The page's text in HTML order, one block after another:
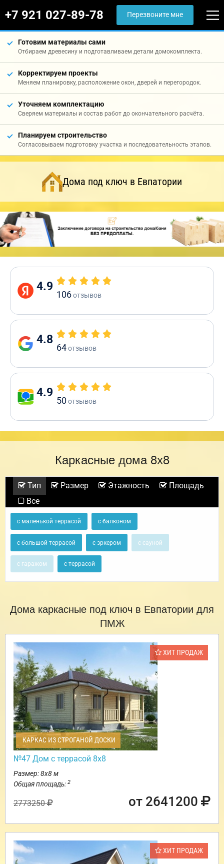
+7 921 027-89-78 Перезвоните мне
Готовим материалы сами
Отбираем древесину и подготавливаем детали домокомплекта.
Корректируем проекты
Меняем планировку, расположение окон, дверей и перегородок.
Уточняем комплектацию
Сверяем материалы и состав работ до окончательного расчёта.
Планируем строительство
Согласовываем подготовку участка и последовательность этапов.
Дома под ключ в Евпатории
4.9
106отзывов
4.8
64отзывов
4.9
50отзывов
Каркасные дома 8х8
Тип Размер Этажность
Площадь
Все
с маленькой террасой с балконом
с большой террасой с эркером с сауной
с гаражом с террасой
Дома каркасные под ключ в Евпатории для
ПМЖ
ХИТ ПРОДАЖ
КАРКАС ИЗ СТРОГАНОЙ ДОСКИ
№47 Дом с террасой 8х8
Размер: 8х8 м
Общая площадь: 2
2773250 от 2641200
ХИТ ПРОДАЖ